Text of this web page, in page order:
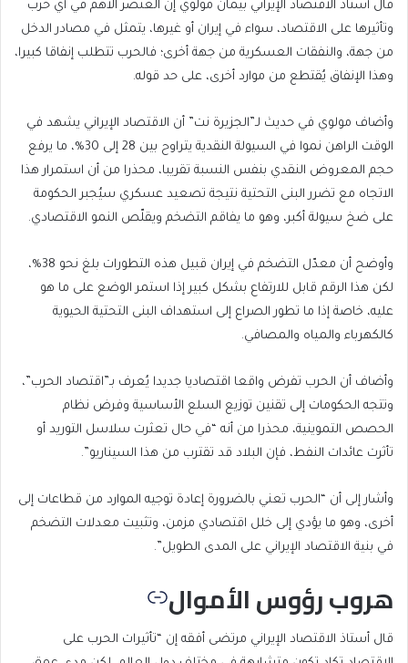
قال أستاذ الاقتصاد الإيراني بيمان مولوي إن العنصر الأهم في أي حرب
وتأثيرها على الاقتصاد، سواء في إيران أو غيرها، يتمثل في مصادر الدخل
من جهة، والنفقات العسكرية من جهة أخرى؛ فالحرب تتطلب إنفاقا كبيرا،
وهذا الإنفاق يُقتطع من موارد أخرى، على حد قوله.
وأضاف مولوي في حديث لـ”الجزيرة نت” أن الاقتصاد الإيراني يشهد في
الوقت الراهن نموا في السيولة النقدية يتراوح بين 28 إلى 30%، ما يرفع
حجم المعروض النقدي بنفس النسبة تقريبا، محذرا من أن استمرار هذا
الاتجاه مع تضرر البنى التحتية نتيجة تصعيد عسكري سيُجبر الحكومة
على ضخ سيولة أكبر، وهو ما يفاقم التضخم ويقلّص النمو الاقتصادي.
وأوضح أن معدّل التضخم في إيران قبيل هذه التطورات بلغ نحو 38%،
لكن هذا الرقم قابل للارتفاع بشكل كبير إذا استمر الوضع على ما هو
عليه، خاصة إذا ما تطور الصراع إلى استهداف البنى التحتية الحيوية
كالكهرباء والمياه والمصافي.
وأضاف أن الحرب تفرض واقعا اقتصاديا جديدا يُعرف بـ”اقتصاد الحرب”،
وتتجه الحكومات إلى تقنين توزيع السلع الأساسية وفرض نظام
الحصص التموينية، محذرا من أنه “في حال تعثرت سلاسل التوريد أو
تأثرت عائدات النفط، فإن البلاد قد تقترب من هذا السيناريو”.
وأشار إلى أن “الحرب تعني بالضرورة إعادة توجيه الموارد من قطاعات إلى
أخرى، وهو ما يؤدي إلى خلل اقتصادي مزمن، وتثبيت معدلات التضخم
في بنية الاقتصاد الإيراني على المدى الطويل”.
هروب رؤوس الأموال
قال أستاذ الاقتصاد الإيراني مرتضى أفقه إن “تأثيرات الحرب على